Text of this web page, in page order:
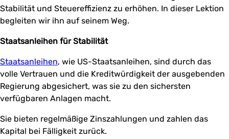
Stabilität und Steuereffizienz zu erhöhen. In dieser Lektion
begleiten wir ihn auf seinem Weg.
Staatsanleihen für Stabilität
Staatsanleihen, wie US-Staatsanleihen, sind durch das
volle Vertrauen und die Kreditwürdigkeit der ausgebenden
Regierung abgesichert, was sie zu den sichersten
verfügbaren Anlagen macht.
Sie bieten regelmäßige Zinszahlungen und zahlen das
Kapital bei Fälligkeit zurück.